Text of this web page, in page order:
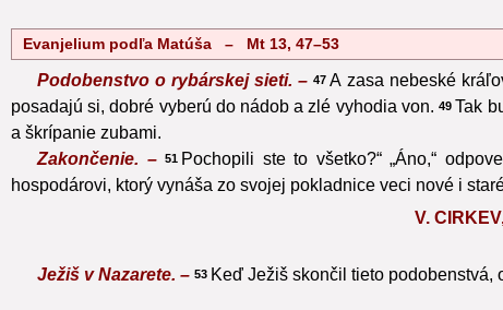
Evanjelium podľa Matúša – Mt 13, 47–53
Podobenstvo o rybárskej sieti. – 47 A zasa nebeské
posadajú si, dobré vyberú do nádob a zlé vyhodia von. 49 Tak
a škrípanie zubami.
Zakončenie. –51 Pochopili ste to všetko?“ „Áno,“
hospodárovi, ktorý vynáša zo svojej pokladnice veci nové i
V.
Ježiš v Nazarete. – 53 Keď Ježiš skončil tieto podobenstvá,